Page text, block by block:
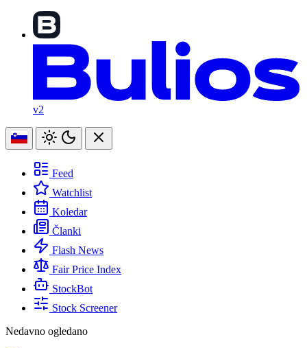
v2
Feed
Watchlist
Koledar
Članki
Flash News
Fair Price Index
StockBot
Stock Screener
Nedavno ogledano